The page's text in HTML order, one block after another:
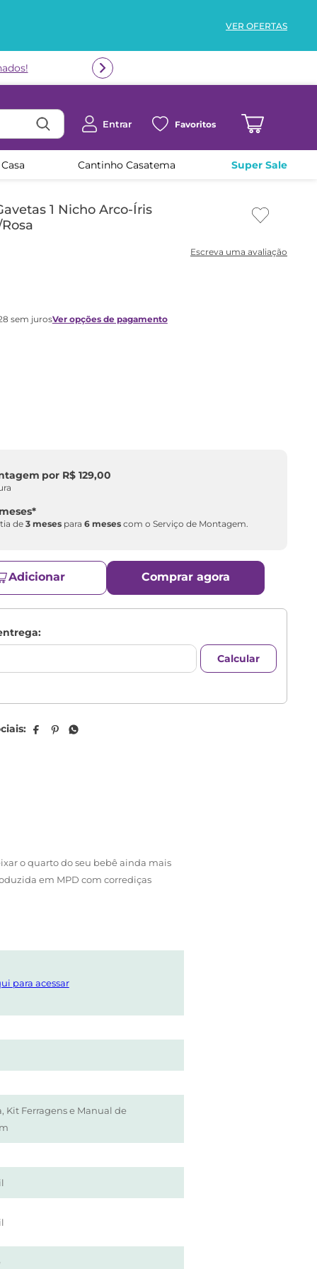
VER OFERTAS
Entrar Favoritos
Cantinho Casatema Super Sale
1 Nicho Arco-Íris
sem jurosVer opções de pagamento
por R$ 129,00
*
de3 meses para6 meses com o Serviço de Montagem.
Adicionar Comprar agora
o quarto do seu bebê ainda mais
em MPD com corrediças
para acessar
Kit Ferragens e Manual de